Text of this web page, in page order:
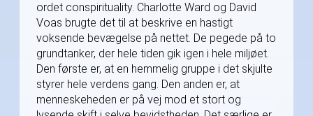
ordet conspirituality. Charlotte Ward og David
Voas brugte det til at beskrive en hastigt
voksende bevægelse på nettet. De pegede på to
grundtanker, der hele tiden gik igen i hele miljøet.
Den første er, at en hemmelig gruppe i det skjulte
styrer hele verdens gang. Den anden er, at
menneskeheden er på vej mod et stort og